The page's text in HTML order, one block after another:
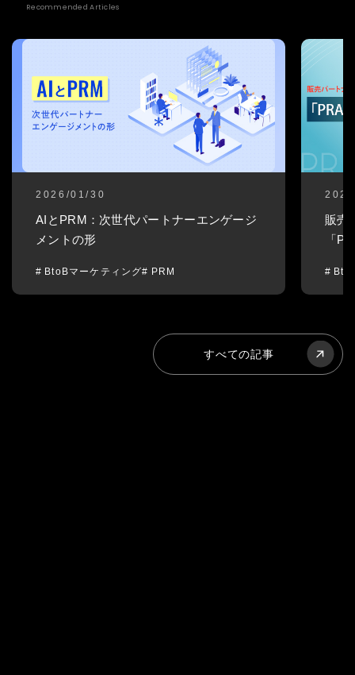
Recommended Articles
2026/01/30
AIとPRM：次世代パートナーエンゲージ
メントの形
BtoBマーケティング PRM
販売
「
すべての記事